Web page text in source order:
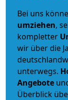
Bei uns
umziehen,
kompletter
wir über die
unterwegs.
Angebote
Überblick